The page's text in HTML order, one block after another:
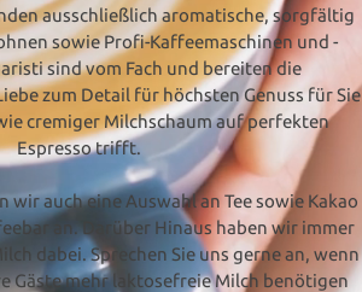
ausschließlich aromatische, sorgfältig
sowie Profi-Kaffeemaschinen und -
sind vom Fach und bereiten die
zum Detail für höchsten Genuss für Sie
cremiger Milchschaum auf perfekten
Espresso trifft.
auch eine Auswahl an Tee sowie Kakao
an. Darüber Hinaus haben wir immer
dabei. Sprechen Sie uns gerne an, wenn
Gäste mehr laktosefreie Milch benötigen